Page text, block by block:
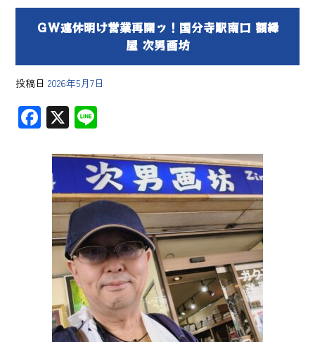
ＧＷ連休明け営業再開ッ！国分寺駅南口 額縁
屋 次男画坊
投稿日 2026年5月7日
F
e
b
o
ok
X